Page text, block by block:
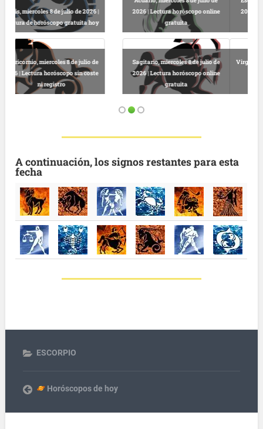
2026 | Horóscopo amor y salud
gratis
Libra, miercoles 8 de julio de 2026 |
Lectura horóscopo online sin coste
Virgo, miercoles 8 de julio de 2026 |
Predicciones astrológicas
gratuitas
Leo, miercoles 8 de julio de 2026 |
Predicciones astrológicas hoy sin
suscripción
A continuación, los signos restantes para esta
fecha
ESCORPIO
Horóscopos de hoy